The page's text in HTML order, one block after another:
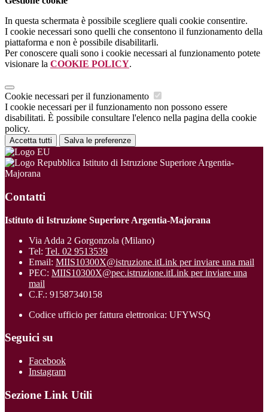
In questa schermata è possibile scegliere quali cookie consentire.
I cookie necessari sono quelli che consentono il funzionamento della
piattaforma e non è possibile disabilitarli.
Per conoscere quali sono i cookie necessari al funzionamento potete
visionare la COOKIE POLICY.
Cookie necessari per il funzionamento
I cookie necessari per il funzionamento non possono essere
disabilitati. È possibile consultare l'elenco nella pagina della cookie
policy.
Accetta tutti Salva le preferenze
Istituto di Istruzione Superiore Argentia-
Majorana
Contatti
Istituto di Istruzione Superiore Argentia-Majorana
Via Adda 2 Gorgonzola (Milano)
Tel: Tel. 02 9513539
Email: MIIS10300X@istruzione.itLink per inviare una mail
PEC: MIIS10300X@pec.istruzione.itLink per inviare una
mail
C.F.: 91587340158
Codice ufficio per fattura elettronica: UFYWSQ
Seguici su
Facebook
Instagram
Sezione Link Utili